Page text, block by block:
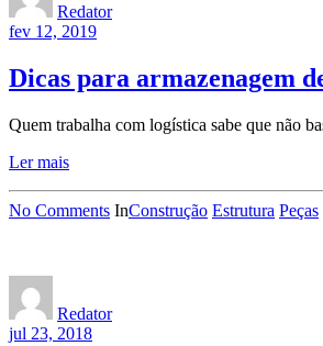
Redator
fev 12, 2019
Dicas para armazenagem
Quem trabalha com logística sabe que não
Ler mais
No Comments InConstrução Estrutura Peças
Redator
jul 23, 2018